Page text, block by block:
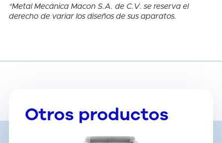
*Metal Mecánica Macon S.A. de C.V. se reserva el
derecho de variar los diseños de sus aparatos.
Otros productos